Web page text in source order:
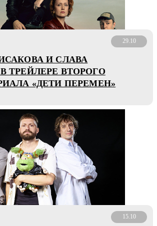
29.10
И СЛАВА
ТРЕЙЛЕРЕ ВТОРОГО
«ДЕТИ ПЕРЕМЕН»
15.10